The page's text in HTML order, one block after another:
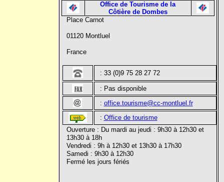
Office de Tourisme de la
Côtière de Dombes
Place Carnot
01120 Montluel
France
: 33 (0)9 75 28 27 72
: Pas disponible
: office.tourisme@cc-montluel.fr
: Office de tourisme
Ouverture : Du mardi au jeudi : 9h30 à 12h30 et
13h30 à 18h
Vendredi : 9h à 12h30 et 13h30 à 17h30
Samedi : 9h30 à 12h30
Fermé les jours fériés